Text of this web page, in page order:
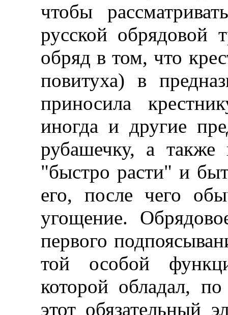
чтобы
русской обрядовой
обряд в том, что
повитуха) в
приносила
иногда и другие
рубашечку, а
"быстро расти" и
его, после чего
угощение.
первого
той особой
которой обладал,
этот обязательный